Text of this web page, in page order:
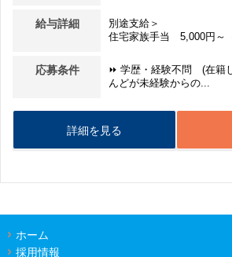
給与詳細
別途支給＞
住宅家族手当 5,000円～
応募条件
⏩ 学歴・経験不問 (在籍
んどが未経験からの...
詳細を見る
ホーム
採用情報